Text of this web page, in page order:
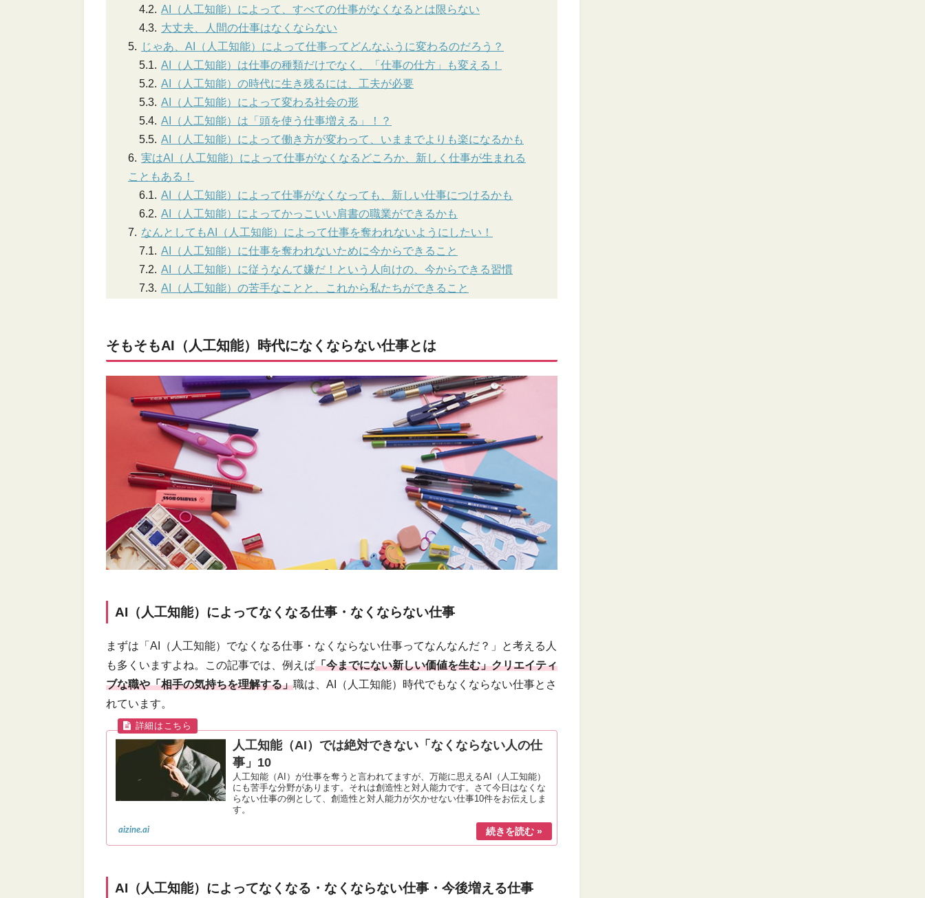
AI（人工知能）によって、すべての仕事がなくなるとは限らない
大丈夫、人間の仕事はなくならない
じゃあ、AI（人工知能）によって仕事ってどんなふうに変わるのだろう？
AI（人工知能）は仕事の種類だけでなく、「仕事の仕方」も変える！
AI（人工知能）の時代に生き残るには、工夫が必要
AI（人工知能）によって変わる社会の形
AI（人工知能）は「頭を使う仕事増える」！？
AI（人工知能）によって働き方が変わって、いままでよりも楽になるかも
実はAI（人工知能）によって仕事がなくなるどころか、新しく仕事が生まれる
こともある！
AI（人工知能）によって仕事がなくなっても、新しい仕事につけるかも
AI（人工知能）によってかっこいい肩書の職業ができるかも
なんとしてもAI（人工知能）によって仕事を奪われないようにしたい！
AI（人工知能）に仕事を奪われないために今からできること
AI（人工知能）に従うなんて嫌だ！という人向けの、今からできる習慣
AI（人工知能）の苦手なことと、これから私たちができること
そもそもAI（人工知能）時代になくならない仕事とは
AI（人工知能）によってなくなる仕事・なくならない仕事
まずは「AI（人工知能）でなくなる仕事・なくならない仕事ってなんなんだ？」と考える人
も多くいますよね。この記事では、例えば「今までにない新しい価値を生む」クリエイティ
ブな職や「相手の気持ちを理解する」職は、AI（人工知能）時代でもなくならない仕事とさ
れています。
人工知能（AI）では絶対できない「なくならない人の仕
事」10
人工知能（AI）が仕事を奪うと言われてますが、万能に思えるAI（人工知能）
にも苦手な分野があります。それは創造性と対人能力です。さて今日はなくな
らない仕事の例として、創造性と対人能力が欠かせない仕事10件をお伝えしま
す。
aizine.ai
AI（人工知能）によってなくなる・なくならない仕事・今後増える仕事